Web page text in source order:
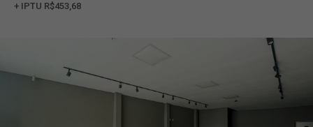
+ IPTU R$453,68